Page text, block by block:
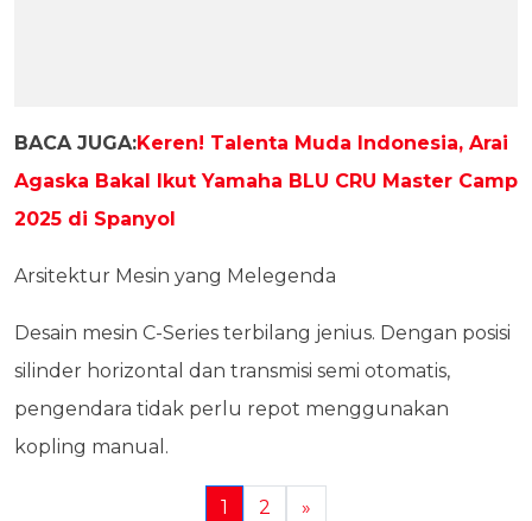
BACA JUGA:Keren! Talenta Muda Indonesia, Arai
Agaska Bakal Ikut Yamaha BLU CRU Master Camp
2025 di Spanyol
Arsitektur Mesin yang Melegenda
Desain mesin C-Series terbilang jenius. Dengan posisi
silinder horizontal dan transmisi semi otomatis,
pengendara tidak perlu repot menggunakan
kopling manual.
1 2 »